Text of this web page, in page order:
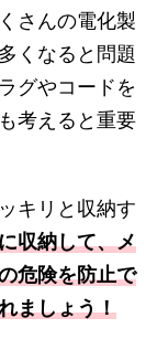
さんの電化製
くなると問題
グやコードを
考えると重要
キリと収納す
収納して、メ
危険を防止で
ましょう！